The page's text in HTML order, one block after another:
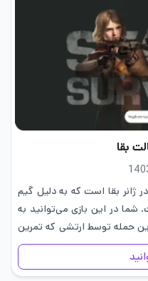
بقا
ژانر بقا است که به دلیل گیم
در این بازی می‌توانید به
این حمله توسط ارتشی که تمرین